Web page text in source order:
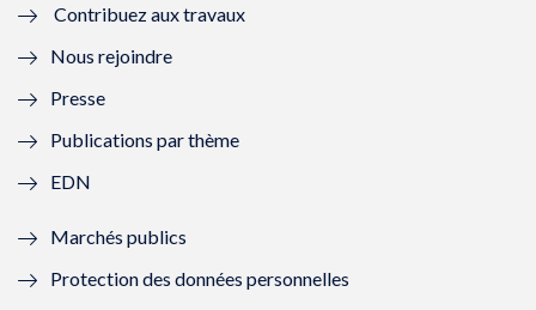
l
l
f
n
ê
e
e
n
ê
Contribuez aux travaux
Nous rejoindre
Presse
Publications par thème
EDN
Marchés publics
Protection des données personnelles